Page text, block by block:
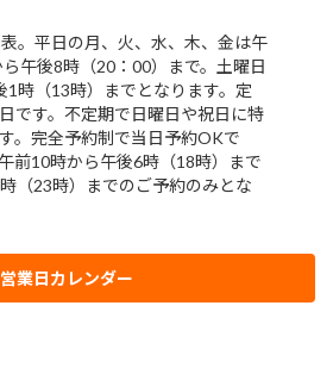
営業日カレンダー